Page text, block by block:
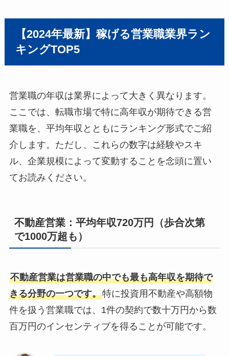
【2024年最新】稼げる営業職業界ラン
キングTOP5
営業職の年収は業界によって大きく異なります。
ここでは、転職市場で特に高年収が期待できる営
業職を、平均年収とともにランキング形式でご紹
介します。ただし、これらの数字は経験やスキ
ル、企業規模によって変動することを念頭に置い
てお読みください。
不動産営業：平均年収720万円（歩合次第
で1000万超も）
不動産営業は営業職の中でも最も高年収を期待で
きる分野の一つです。特に投資用不動産や高額物
件を扱う営業職では、1件の契約で数十万円から数
百万円のインセンティブを得ることが可能です。